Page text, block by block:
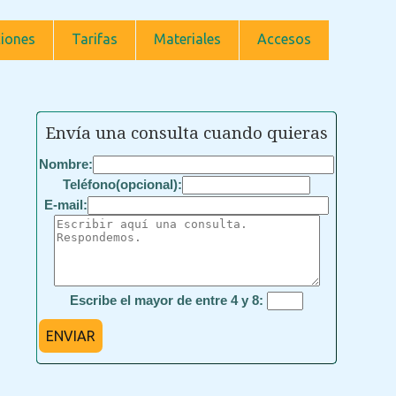
Tarifas Materiales Accesos
Envía una consulta cuando quieras
Nombre:
Teléfono(opcional):
E-mail:
Escribe el mayor de entre 4 y 8:
ENVIAR